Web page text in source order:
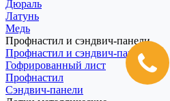
Дюраль
Латунь
Медь
Профнастил и сэндвич-панели
Профнастил и сэндвич-панели
Гофрированный лист
Профнастил
Сэндвич-панели